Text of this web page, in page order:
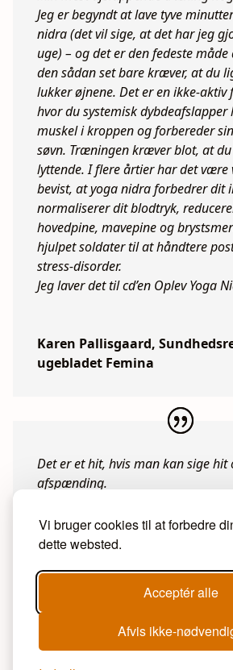
Vi bruger cookies til at forbedre
dette websted.
Acceptér alle
Afvis ikke-
Jeg er begyndt at lave tyve
nidra (det vil sige, at det har jeg
uge) – og det er den fedeste
den sådan set bare kræver, at du
lukker øjnene. Det er en ikke-aktiv
hvor du systemisk dybdeafslapper
muskel i kroppen og forbereder
søvn. Træningen kræver blot, at
lyttende. I flere årtier har det være
bevist, at yoga nidra forbedrer dit
normaliserer dit blodtryk,
hovedpine, mavepine og
hjulpet soldater til at håndtere
stress-disorder.
Jeg laver det til cd’en Oplev Yoga
Karen Pallisgaard,
ugebladet Femina
Det er et hit, hvis man kan sige hit
afspænding.
A. Thomson, terapeut og New